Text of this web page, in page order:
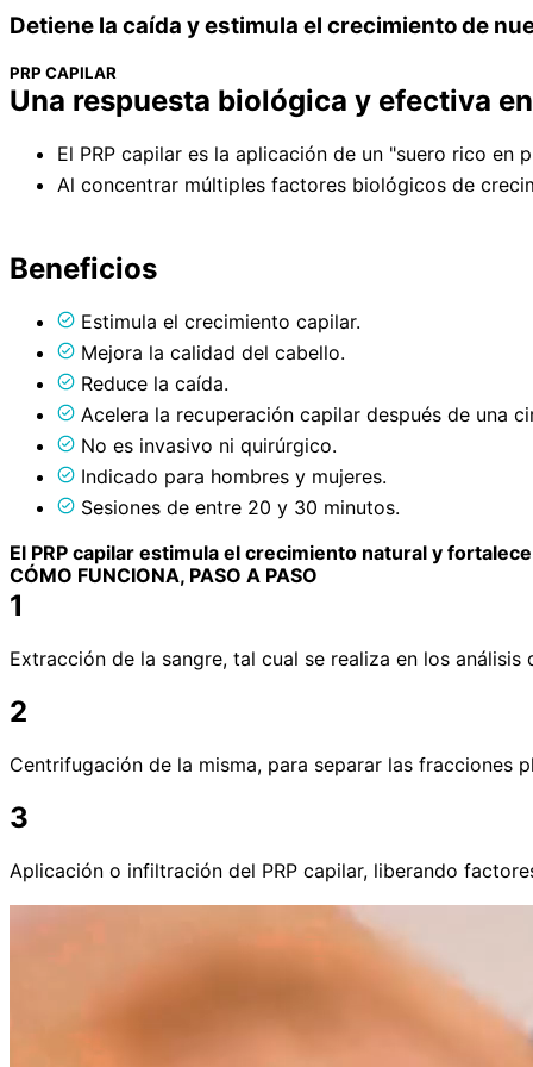
Detiene la caída y estimula el crecimiento de
PRP CAPILAR
Una respuesta biológica y efectiva
El PRP capilar es la aplicación de un "suero rico
Al concentrar múltiples factores biológicos de
Beneficios
Estimula el crecimiento capilar.
Mejora la calidad del cabello.
Reduce la caída.
Acelera la recuperación capilar después de una
No es invasivo ni quirúrgico.
Indicado para hombres y mujeres.
Sesiones de entre 20 y 30 minutos.
El PRP capilar estimula el crecimiento natural y
CÓMO FUNCIONA, PASO A PASO
1
Extracción de la sangre, tal cual se realiza en los análisis
2
Centrifugación de la misma, para separar las fracciones
3
Aplicación o infiltración del PRP capilar, liberando